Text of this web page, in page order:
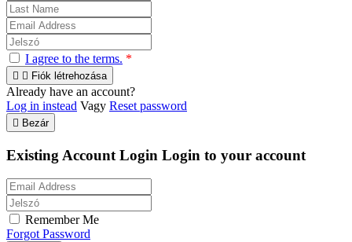
I agree to the terms. *
  Fiók létrehozása
Already have an account?
Log in instead Vagy Reset password
 Bezár
Existing Account Login Login to your account
Remember Me
Forgot Password